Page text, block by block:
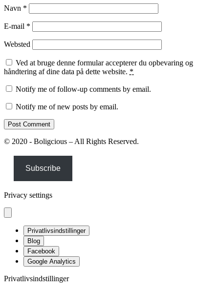
Navn *
E-mail *
Websted
Ved at bruge denne formular accepterer du opbevaring og
håndtering af dine data på dette website. *
Notify me of follow-up comments by email.
Notify me of new posts by email.
© 2020 - Boligcious – All Rights Reserved.
Subscribe
Privacy settings
Privatlivsindstillinger
Blog
Facebook
Google Analytics
Privatlivsindstillinger